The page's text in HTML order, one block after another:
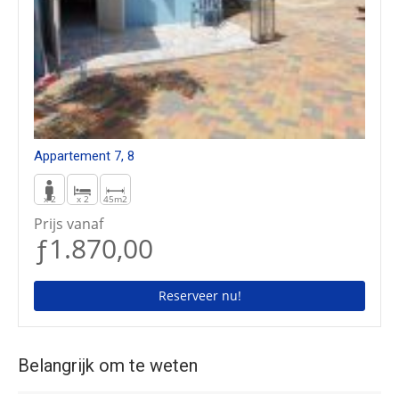
Appartement 7, 8
x 2 x 2 45m2
Prijs vanaf
ƒ1.870,00
Reserveer nu!
Belangrijk om te weten